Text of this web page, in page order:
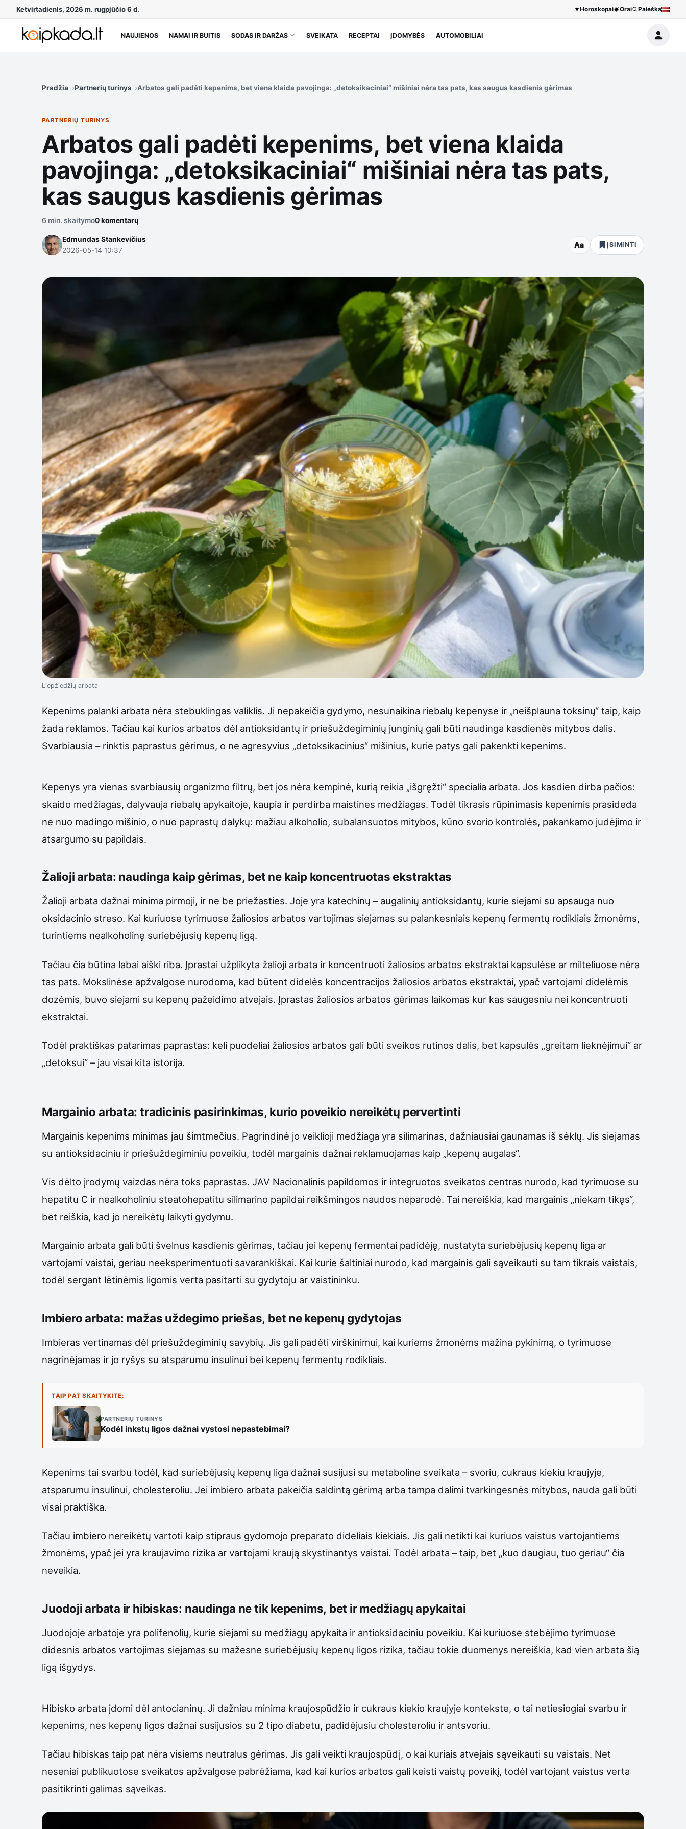
Ketvirtadienis, 2026 m. rugpjūčio 6 d. Horoskopai Orai Paieška
NAUJIENOS NAMAI IR BUITIS SODAS IR DARŽAS SVEIKATA RECEPTAI ĮDOMYBĖS AUTOMOBILIAI
Pradžia Partnerių turinys Arbatos gali padėti kepenims, bet viena klaida pavojinga: „detoksikaciniai“ mišiniai nėra tas pats, kas saugus kasdienis gėrimas
PARTNERIŲ TURINYS
Arbatos gali padėti kepenims, bet viena klaida
pavojinga: „detoksikaciniai“ mišiniai nėra tas pats,
kas saugus kasdienis gėrimas
6 min. skaitymo0 komentarų
Edmundas Stankevičius
2026-05-14 10:37
Aa ĮSIMINTI
Liepžiedžių arbata
Kepenims palanki arbata nėra stebuklingas valiklis. Ji nepakeičia gydymo, nesunaikina riebalų kepenyse ir „neišplauna toksinų“ taip, kaip
žada reklamos. Tačiau kai kurios arbatos dėl antioksidantų ir priešuždegiminių junginių gali būti naudinga kasdienės mitybos dalis.
Svarbiausia – rinktis paprastus gėrimus, o ne agresyvius „detoksikacinius“ mišinius, kurie patys gali pakenkti kepenims.
Kepenys yra vienas svarbiausių organizmo filtrų, bet jos nėra kempinė, kurią reikia „išgręžti“ specialia arbata. Jos kasdien dirba pačios:
skaido medžiagas, dalyvauja riebalų apykaitoje, kaupia ir perdirba maistines medžiagas. Todėl tikrasis rūpinimasis kepenimis prasideda
ne nuo madingo mišinio, o nuo paprastų dalykų: mažiau alkoholio, subalansuotos mitybos, kūno svorio kontrolės, pakankamo judėjimo ir
atsargumo su papildais.
Žalioji arbata: naudinga kaip gėrimas, bet ne kaip koncentruotas ekstraktas
Žalioji arbata dažnai minima pirmoji, ir ne be priežasties. Joje yra katechinų – augalinių antioksidantų, kurie siejami su apsauga nuo
oksidacinio streso. Kai kuriuose tyrimuose žaliosios arbatos vartojimas siejamas su palankesniais kepenų fermentų rodikliais žmonėms,
turintiems nealkoholinę suriebėjusių kepenų ligą.
Tačiau čia būtina labai aiški riba. Įprastai užplikyta žalioji arbata ir koncentruoti žaliosios arbatos ekstraktai kapsulėse ar milteliuose nėra
tas pats. Mokslinėse apžvalgose nurodoma, kad būtent didelės koncentracijos žaliosios arbatos ekstraktai, ypač vartojami didelėmis
dozėmis, buvo siejami su kepenų pažeidimo atvejais. Įprastas žaliosios arbatos gėrimas laikomas kur kas saugesniu nei koncentruoti
ekstraktai.
Todėl praktiškas patarimas paprastas: keli puodeliai žaliosios arbatos gali būti sveikos rutinos dalis, bet kapsulės „greitam lieknėjimui“ ar
„detoksui“ – jau visai kita istorija.
Margainio arbata: tradicinis pasirinkimas, kurio poveikio nereikėtų pervertinti
Margainis kepenims minimas jau šimtmečius. Pagrindinė jo veiklioji medžiaga yra silimarinas, dažniausiai gaunamas iš sėklų. Jis siejamas
su antioksidaciniu ir priešuždegiminiu poveikiu, todėl margainis dažnai reklamuojamas kaip „kepenų augalas“.
Vis dėlto įrodymų vaizdas nėra toks paprastas. JAV Nacionalinis papildomos ir integruotos sveikatos centras nurodo, kad tyrimuose su
hepatitu C ir nealkoholiniu steatohepatitu silimarino papildai reikšmingos naudos neparodė. Tai nereiškia, kad margainis „niekam tikęs“,
bet reiškia, kad jo nereikėtų laikyti gydymu.
Margainio arbata gali būti švelnus kasdienis gėrimas, tačiau jei kepenų fermentai padidėję, nustatyta suriebėjusių kepenų liga ar
vartojami vaistai, geriau neeksperimentuoti savarankiškai. Kai kurie šaltiniai nurodo, kad margainis gali sąveikauti su tam tikrais vaistais,
todėl sergant lėtinėmis ligomis verta pasitarti su gydytoju ar vaistininku.
Imbiero arbata: mažas uždegimo priešas, bet ne kepenų gydytojas
Imbieras vertinamas dėl priešuždegiminių savybių. Jis gali padėti virškinimui, kai kuriems žmonėms mažina pykinimą, o tyrimuose
nagrinėjamas ir jo ryšys su atsparumu insulinui bei kepenų fermentų rodikliais.
TAIP PAT SKAITYKITE:
PARTNERIŲ TURINYS
Kodėl inkstų ligos dažnai vystosi nepastebimai?
Kepenims tai svarbu todėl, kad suriebėjusių kepenų liga dažnai susijusi su metaboline sveikata – svoriu, cukraus kiekiu kraujyje,
atsparumu insulinui, cholesteroliu. Jei imbiero arbata pakeičia saldintą gėrimą arba tampa dalimi tvarkingesnės mitybos, nauda gali būti
visai praktiška.
Tačiau imbiero nereikėtų vartoti kaip stipraus gydomojo preparato dideliais kiekiais. Jis gali netikti kai kuriuos vaistus vartojantiems
žmonėms, ypač jei yra kraujavimo rizika ar vartojami kraują skystinantys vaistai. Todėl arbata – taip, bet „kuo daugiau, tuo geriau“ čia
neveikia.
Juodoji arbata ir hibiskas: naudinga ne tik kepenims, bet ir medžiagų apykaitai
Juodojoje arbatoje yra polifenolių, kurie siejami su medžiagų apykaita ir antioksidaciniu poveikiu. Kai kuriuose stebėjimo tyrimuose
didesnis arbatos vartojimas siejamas su mažesne suriebėjusių kepenų ligos rizika, tačiau tokie duomenys nereiškia, kad vien arbata šią
ligą išgydys.
Hibisko arbata įdomi dėl antocianinų. Ji dažniau minima kraujospūdžio ir cukraus kiekio kraujyje kontekste, o tai netiesiogiai svarbu ir
kepenims, nes kepenų ligos dažnai susijusios su 2 tipo diabetu, padidėjusiu cholesteroliu ir antsvoriu.
Tačiau hibiskas taip pat nėra visiems neutralus gėrimas. Jis gali veikti kraujospūdį, o kai kuriais atvejais sąveikauti su vaistais. Net
neseniai publikuotose sveikatos apžvalgose pabrėžiama, kad kai kurios arbatos gali keisti vaistų poveikį, todėl vartojant vaistus verta
pasitikrinti galimas sąveikas.